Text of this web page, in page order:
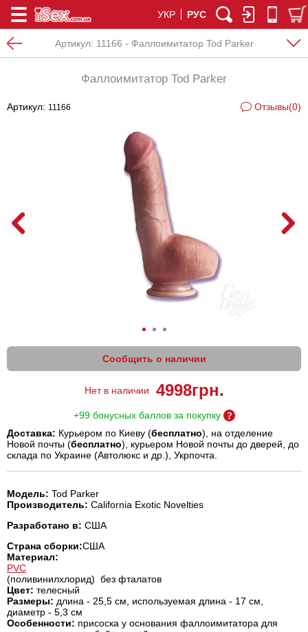
УКР РУС
Артикул: 11166 - Фаллоимитатор Tod Parker
Фаллоимитатор Tod Parker
Артикул: 11166 Отзывы(0)
Сообщить о наличии
Нет в наличии 4998грн.
+99 бонусных баллов за покупку
Доставка: Курьером по Киеву (бесплатно), на отделение
Новой почты (бесплатно), курьером Новой почты до дверей, до
склада по Украине (Автолюкс и др.), Укрпочта.
Модель: Tod Parker
Производитель: California Exotic Novelties
Разработано в: США
Страна сборки:США
Материал:
PVC
(поливинилхлорид) без фталатов
Цвет: телесный
Размеры: длина - 25,5 см, используемая длина - 17 см,
диаметр - 5,3 см
Особенности: присоска у основания фаллоимитатора для